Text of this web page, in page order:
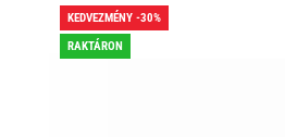
KEDVEZMÉNY -30%
RAKTÁRON